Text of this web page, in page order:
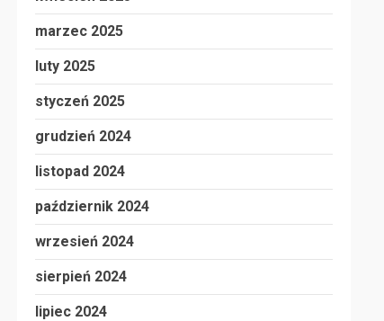
marzec 2025
luty 2025
styczeń 2025
grudzień 2024
listopad 2024
październik 2024
wrzesień 2024
sierpień 2024
lipiec 2024